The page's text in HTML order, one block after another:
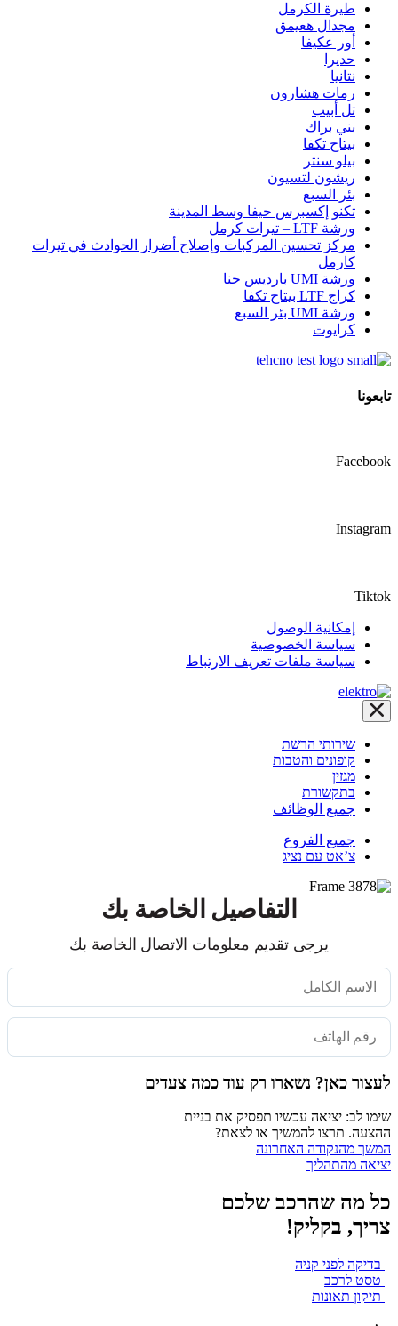
طيرة الكرمل
مجدال هعيمق
أور عكيفا
حديرا
نتانيا
رمات هشارون
تل أبيب
بني براك
بيتاح تكفا
بيلو سنتر
ريشون لتسيون
بئر السبع
تكنو إكسبرس حيفا وسط المدينة
ورشة LTF – تيرات كرمل
مركز تحسين المركبات وإصلاح أضرار الحوادث في تيرات
كارمل
ورشة UMI بارديس حنا
كراج LTF بيتاح تكفا
ورشة UMI بئر السبع
كرايوت
تابعونا
Facebook
Instagram
Tiktok
إمكانية الوصول
سياسة الخصوصية
سياسة ملفات تعريف الارتباط
שירותי הרשת
קופונים והטבות
מגזין
בתקשורת
جميع الوظائف
جميع الفروع
צ’אט עם נציג
التفاصيل الخاصة بك
يرجى تقديم معلومات الاتصال الخاصة بك
לעצור כאן? נשארו רק עוד כמה צעדים
שימו לב: יציאה עכשיו תפסיק את בניית
ההצעה. תרצו להמשיך או לצאת?
המשך מהנקודה האחרונה
יציאה מהתהליך
כל מה שהרכב שלכם
צריך, בקליק!
בדיקה לפני קניה
טסט לרכב
תיקון תאונות